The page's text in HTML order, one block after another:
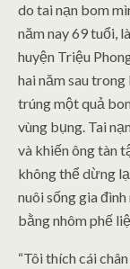
do tai nạn bom
năm nay 69 tuổi,
huyện Triệu
hai năm sau
trúng một quả
vùng bụng. Tai
và khiến ông tàn
không thể dừng
nuôi sống gia
bằng nhôm phế
“Tôi thích cái